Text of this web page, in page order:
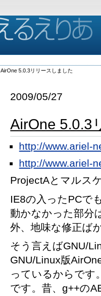
AirOne 5.0.3リリースしました
2009/05/27
AirOne 5.0.3
http://www.ariel-
http://www.ariel-
ProjectAとマルス
IE8の入ったPCで
動かなかった部分
外、地味な修正ば
そう言えばGNU/
GNU/Linux版
っているからです
です。昔、g++の